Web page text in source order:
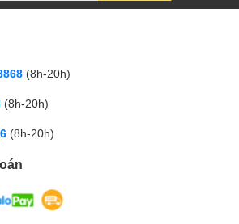
(8h-20h)
(8h-20h)
(8h-20h)